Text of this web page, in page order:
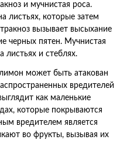
и мучнистая роса.
листьях, которые затем
вызывает высыхание
черных пятен. Мучнистая
листьях и стеблях.
может быть атакован
вредителей
как маленькие
которые покрываются
вредителем является
во фрукты, вызывая их